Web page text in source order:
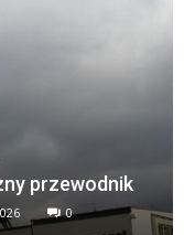
przewodnik
0